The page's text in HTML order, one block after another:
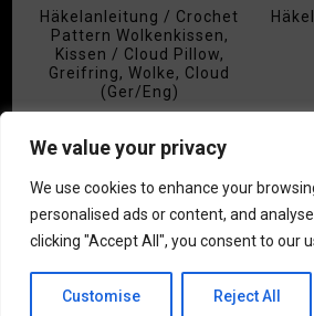
We value your privacy
We use cookies to enhance your
personalised ads or content, and
clicking "Accept All", you consent to our
Customise Reject All
Häkelanleitung / Crochet
Pattern Wolkenkissen,
Kissen / Cloud Pillow,
Greifring, Wolke, Cloud
(Ger/Eng)
© Copyright 2021 Miralay.art. Alle
Diva | Entwickelt von
Blossom